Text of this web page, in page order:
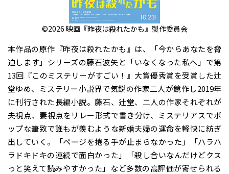
©2026 映画『昨夜は殺れたかも』製作委員会
本作品の原作『昨夜は殺れたかも』は、「今からあなたを脅
迫します」シリーズの藤石波矢と「いなくなった私へ」で第
13回『このミステリーがすごい！』大賞優秀賞を受賞した辻
堂ゆめ、ミステリー小説界で気鋭の作家二人が競作し2019年
に刊行された長編小説。藤石、辻堂、二人の作家それぞれが
夫視点、妻視点をリレー形式で書き分け、ミステリアスでポ
ップな筆致で誰もが羨むような新婚夫婦の運命を軽快に紡ぎ
出していく。「ページを捲る手が止まらなかった」「ハラハ
ラドキドキの連続で面白かった」「殺し合いなんだけどクス
っと笑えて読みやすかった」など多数の高評価が寄せられる